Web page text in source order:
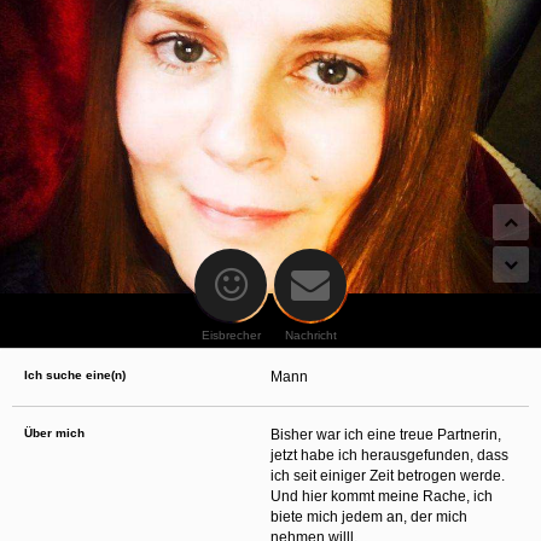
oder finanzielle Angaben zu machen? Beenden Sie dann unverzüglich
die Kommunikation mit dieser Person. Bedenken Sie, dass Menschen in
der Lage sind, sich solche Angaben auf listige Weise von Ihnen zu
erschleichen. Kommunizieren Sie daher über diese Website immer
aufmerksam und vorsichtig.
behält sich das Recht vor, selbst Profile auf dieser Website zu
erstellen und darüber Nachrichten an Sie als Nutzer zu senden. Mit Ihrer Nutzung
dieser Website verstehen und akzeptieren Sie, dass einige der Profile auf dieser
Website fingiert sind. Diese fingierten Profile dienen lediglich dem Austausch von
Nachrichten; physische Vereinbarungen mit Personen hinter fingierten Profilen sind
folglich nicht möglich.
Verhindern Sie, dass Ihre minderjährigen Kinder mit erotischen oder für Minderjährige
anderweitig ungeeigneten Netzinhalten in Berührung kommen. Dafür einige Tips:
Installieren Sie ein Jugendschutzprogramm auf Ihrem Gerät. Beispielsweise
oder Safety Surf
. Diese Programme blockieren den Zugang zu
bestimmten Websites und Netzinhalten. Oft blockieren diese Programme
standardmäßig eine große Anzahl von Websites, von denen angenommen wird,
dass sie sich für Minderjährige nicht eignen. Über Updates können neue Websites
Wenden Sie sich an Ihren Internetprovider. Es gibt Internetprovider, die einen Filter
danach.
Internetbrowsers vertraut, so dass Sie nachsehen können, welche Websites von
Ihren minderjährigen Kindern besucht wurden. Sprechen Sie Ihre minderjährigen
Kinder auf den Besuch unerwünschter Websites an und vermitteln Sie ihnen, dass
bestimmte Websites nicht für sie geeignet sind. Außerdem können Sie anhand des
Verlaufs das Interesse Ihres Kindes beurteilen und sich obiger Tips bedienen.
Sprechen Sie mit Ihren Kindern. Vermitteln Sie Ihren minderjährigen Kindern, dass
sie Fremden, z. B. auf einer Chat-Website, nie persönliche Angaben machen sollen.
Bringen Sie ihnen auch bei, dass viele Menschen im Internet ihre wahre Identität
Eisbrecher Nachricht
Ich suche eine(n) Mann
Über mich
Bisher war ich eine treue Partnerin,
jetzt habe ich herausgefunden, dass
ich seit einiger Zeit betrogen werde.
Und hier kommt meine Rache, ich
biete mich jedem an, der mich
nehmen willl.